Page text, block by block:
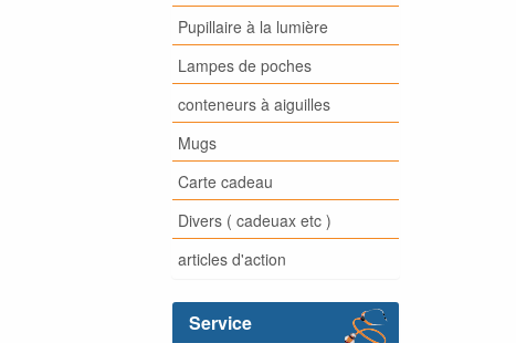
Pupillaire à la lumière
Lampes de poches
conteneurs à aiguilles
Mugs
Carte cadeau
Divers ( cadeuax etc )
articles d'action
Service